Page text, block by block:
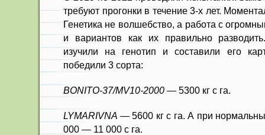
требуют прогонки в течение 3-х лет.
Генетика не волшебство, а работа с
и вариантов как их правильно
изучили на генотип и составили его
победили 3 сорта:
BONITO-37/MV10-2000 — 5300 кг с га.
LYMARIVNA —5600 кг с га. А при
000 — 11 000 с га.